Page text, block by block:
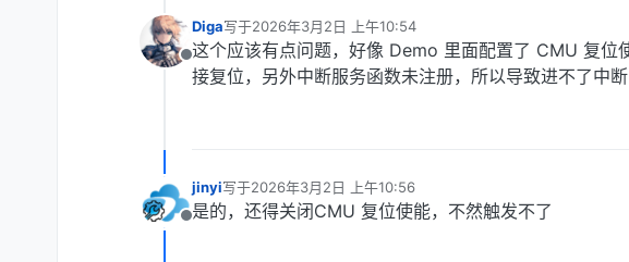
离线
Diga写于2026年3月2日 上午10:54
最后由 编辑
这个应该有点问题，好像 Demo 里面配置了 CMU 复位
接复位，另外中断服务函数未注册，所以导致进不了中断
离线
jinyi写于2026年3月2日 上午10:56
最后由 编辑
是的，还得关闭CMU 复位使能，不然触发不了